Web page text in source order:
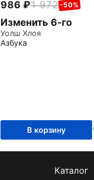
986 1 972 -50%
Изменить 6-го
Уолш Хлоя
Азбука
В корзину
Каталог